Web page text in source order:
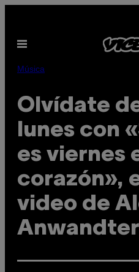
contenido
Abrir
Música
Olvídate
lunes con
es viernes
corazón»,
video de
Anwandter